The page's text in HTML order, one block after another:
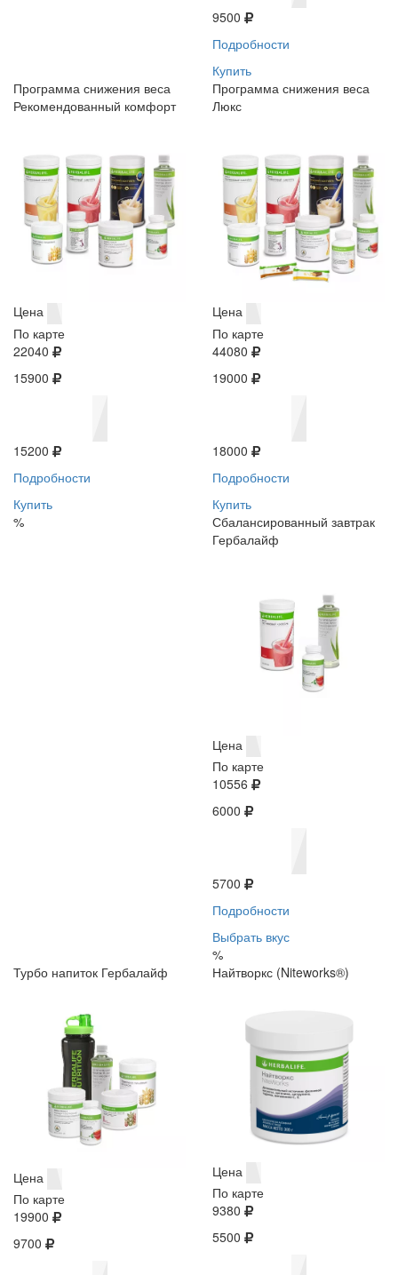
9500
Подробности
Купить
Программа снижения веса
Рекомендованный комфорт
Цена
По карте
22040
15900
15200
Подробности
Купить
%
Программа снижения веса
Люкс
Цена
По карте
44080
19000
18000
Подробности
Купить
Сбалансированный завтрак
Гербалайф
Цена
По карте
10556
6000
5700
Подробности
Выбрать вкус
%
Турбо напиток Гербалайф
Цена
По карте
19900
9700
Найтворкс (Niteworks®)
Цена
По карте
9380
5500